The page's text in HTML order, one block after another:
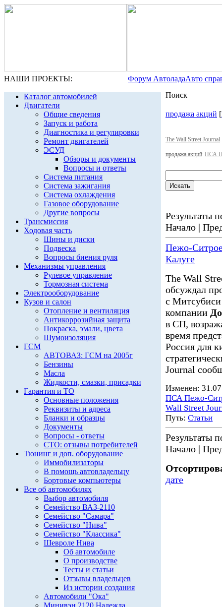
НАШИ ПРОЕКТЫ: Форум АвтоладаАвто
Каталог автомобилей
Двигатели
Общие сведения
Запуск и работа
Диагностика и регулировки
Ремонт двигателей
ЭСУД
Обзоры и документы
Вопросы и ответы
Система питания
Система зажигания
Система охлаждения
Газовое оборудование
Другие вопросы
Трансмиссия
Ходовая часть
Шины и диски
Подвеска
Вопросы биения руля
Механизмы управления
Рулевое управление
Тормозная система
Электрооборудование
Кузов и салон
Отопление и вентиляция
Антикоррозийная защита
Покраска, эмали, цвета
Шумоизоляция
ГСМ
АВТОВАЗ: ГСМ на 2005г
Бензины
Масла
Жидкости, смазки, присадки
Гарантия и ТО
Основные положения
Реквизиты и адреса
Бланки и образцы
Документы
Вопросы - ответы
СТО: отзывы потребителей
Тюнинг и доп. оборудование
Иммобилизаторы
В помощь автовладельцу
Бортовые компьютеры
Все об автомобилях
Выбор автомобиля
Семейство ВАЗ-2110
Семейство "Самара"
Семейство "Нива"
Семейство "Классика"
Шевроле Нива
Об автомобиле
О производстве
Тесты и статьи
Отзывы владельцев
Из истории создания
Автомобили "Ока"
Минивэн 2120 Надежда
Поиск
продажа акций [
The Wall Street Journal
продажа акций ПСА
Результаты
Начало |
Пежо-
Калуге
The Wall
обсуждал
с
компании
в СП,
время
Россия для
Journal
Изменен:
ПСА Пежо-
Wall Street
Путь: Статьи
Результаты
Начало |
дате